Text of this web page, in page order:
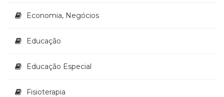
Economia, Negócios
Educação
Educação Especial
Fisioterapia